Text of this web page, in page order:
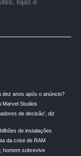
lojas e
dez anos após o anúncio?
Marvel Studios
de decisão’, diz
de instalações
da crise de RAM
homem sobrevive